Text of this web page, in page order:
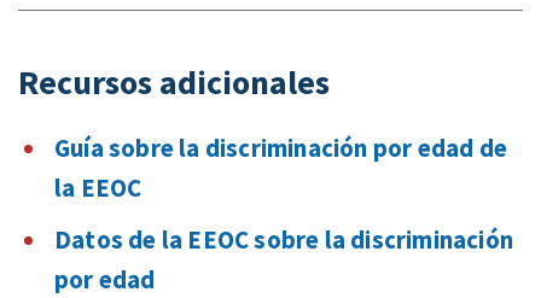
Recursos adicionales
Guía sobre la discriminación por edad de
la EEOC
Datos de la EEOC sobre la discriminación
por edad